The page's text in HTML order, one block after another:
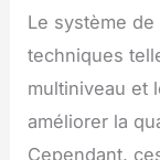
Le système
techniques
multiniveau et
améliorer la
Cependant,